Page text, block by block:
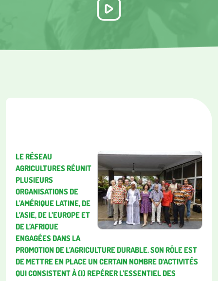
LE RÉSEAU
AGRICULTURES RÉUNIT
PLUSIEURS
ORGANISATIONS DE
L’AMÉRIQUE LATINE, DE
L’ASIE, DE L’EUROPE ET
DE L’AFRIQUE
ENGAGÉES DANS LA
PROMOTION DE L’AGRICULTURE DURABLE. SON RÔLE EST
DE METTRE EN PLACE UN CERTAIN NOMBRE D’ACTIVITÉS
QUI CONSISTENT À (I) REPÉRER L’ESSENTIEL DES